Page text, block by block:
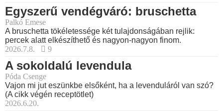
Egyszerű vendégváró: bruschetta
Palkó Emese
A bruschetta tökéletessége két tulajdonságában rejlik:
percek alatt elkészíthető és nagyon-nagyon finom.
2026.7.8.
9
A sokoldalú levendula
Póda Csenge
Vajon mi jut eszünkbe elsőként, ha a levenduláról van szó?
(A cikk végén receptötlet)
2026.6.20.